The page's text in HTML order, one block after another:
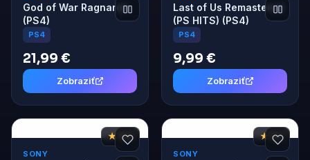
God of War Ragnarok
(PS4)
PS4
21,99 €
Zobraziť
Last of Us Remastered
(PS HITS) (PS4)
PS4
9,99 €
Zobraziť
★ 9,2
SONY
★ 9,1
SONY